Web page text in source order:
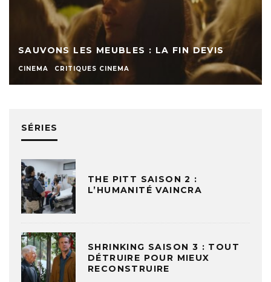
SAUVONS LES MEUBLES : LA FIN DEVIS
CINEMA CRITIQUES CINEMA
SÉRIES
THE PITT SAISON 2 :
L’HUMANITÉ VAINCRA
SHRINKING SAISON 3 : TOUT
DÉTRUIRE POUR MIEUX
RECONSTRUIRE